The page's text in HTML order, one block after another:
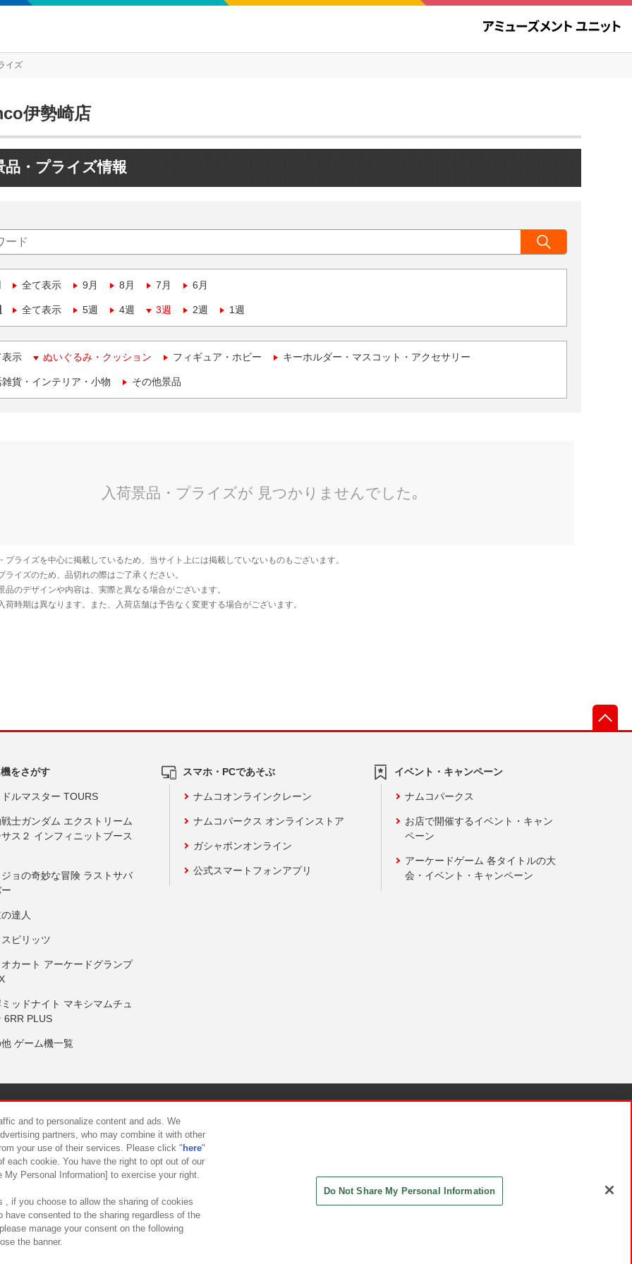
イズ
伊勢崎店
品・プライズ情報
全て表示 9月 8月 7月 6月
全て表示 5週 4週 3週 2週 1週
表示 ぬいぐるみ・クッション フィギュア・ホビー キーホルダー・マスコット・アクセサリー
貨・インテリア・小物 その他景品
をさがす
ルマスター TOURS
士ガンダム エクストリーム
ス２ インフィニットブース
ョの奇妙な冒険 ラストサバ
達人
ピリッツ
カート アーケードグランプ
ッドナイト マキシマムチュ
6RR PLUS
ゲーム機一覧
スマホ・PCであそぶ
ナムコオンラインクレーン
ナムコパークス オンラインストア
ガシャポンオンライン
公式スマートフォンアプリ
イベント・キャンペーン
ナムコパークス
お店で開催するイベント・キャン
ペーン
アーケードゲーム 各タイトルの大
会・イベント・キャンペーン
について カスタマーハラスメント対応方針
and to personalize content and ads. We
partners, who may combine it with other
your use of their services. Please click " here"
each cookie. You have the right to opt out of our
Personal Information] to exercise your right.
, if you choose to allow the sharing of cookies
have consented to the sharing regardless of the
manage your consent on the following
the banner.
Do Not Share My Personal Information